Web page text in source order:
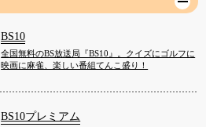
BS10
全国無料のBS放送局『BS10』。クイズにゴルフに
映画に麻雀、楽しい番組てんこ盛り！
BS10プレミアム